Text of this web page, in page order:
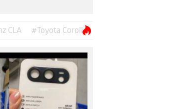
CLA #Toyota Corolla